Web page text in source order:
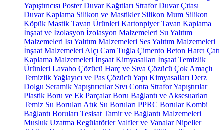
Yapıştırıcısı Poster Duvar Kağıtları Strafor Duvar Çıtası
Duvar Kaplama Silikon ve Mastikler Silikon Mum Silikon
Köpük Mastik Tavan Ürünleri Kartonpiyer Tavan Kaplama
İnşaat ve İzolasyon İzolasyon Malzemeleri Su Yalıtım
Malzemeleri Isı Yalıtım Malzemeleri Ses Yalıtım Malzemeleri
İnşaat Malzemeleri Alçı Cam Tuğla Çimento Beton Harcı Çatı
Kaplama Malzemeleri İnşaat Kimyasalları İnşaat Temizlik
Ürünleri Lavabo Çözücü Harç ve Sıva Çözücü Çok Amaçlı
TemizlikYağlayıcı ve Pas Çözücü Yapı Kimyasalları Derz
Dolgu Seramik Yapıştırıcılar Sıvı Conta Strafor Yapıştırılar
Plastik Boru ve Ek Parçalar Boru Bağlantı ve Aksesuarları
Temiz Su Boruları Atık Su Boruları PPRC Borular Kombi
Bağlantı Boruları Tesisat Tamir ve Bağlantı Malzemeleri
Musluk Uzatma Regülatörler Valfler ve Vanalar Nipeller